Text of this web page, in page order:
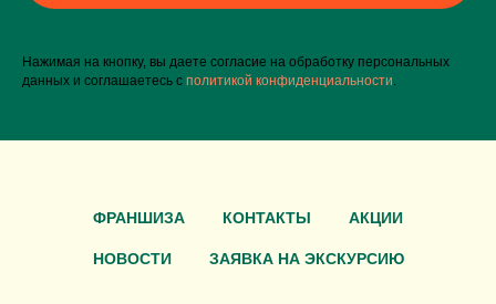
Нажимая на кнопку, вы даете согласие на обработку персональных
данных и соглашаетесь c политикой конфиденциальности
ФРАНШИЗА КОНТАКТЫ АКЦИИ
НОВОСТИ ЗАЯВКА НА ЭКСКУРСИЮ